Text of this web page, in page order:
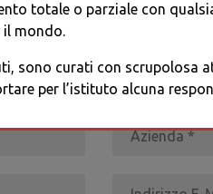
* I CAMPI CONTRASSEGNATI SONO
totale o parziale con
il mondo.
sono curati con scrupolosa
per l’istituto alcuna